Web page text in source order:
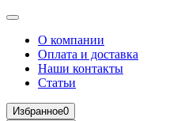
О компании
Оплата и доставка
Наши контакты
Статьи
Избранное0